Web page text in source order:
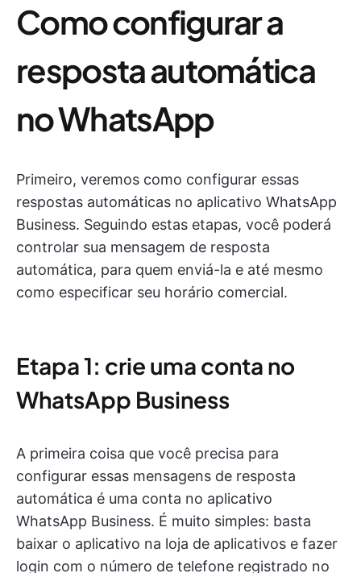
Como configurar a
resposta automática
no WhatsApp
Primeiro, veremos como configurar essas
respostas automáticas no aplicativo WhatsApp
Business. Seguindo estas etapas, você poderá
controlar sua mensagem de resposta
automática, para quem enviá-la e até mesmo
como especificar seu horário comercial.
Etapa 1: crie uma conta no
WhatsApp Business
A primeira coisa que você precisa para
configurar essas mensagens de resposta
automática é uma conta no aplicativo
WhatsApp Business. É muito simples: basta
baixar o aplicativo na loja de aplicativos e fazer
login com o número de telefone registrado no